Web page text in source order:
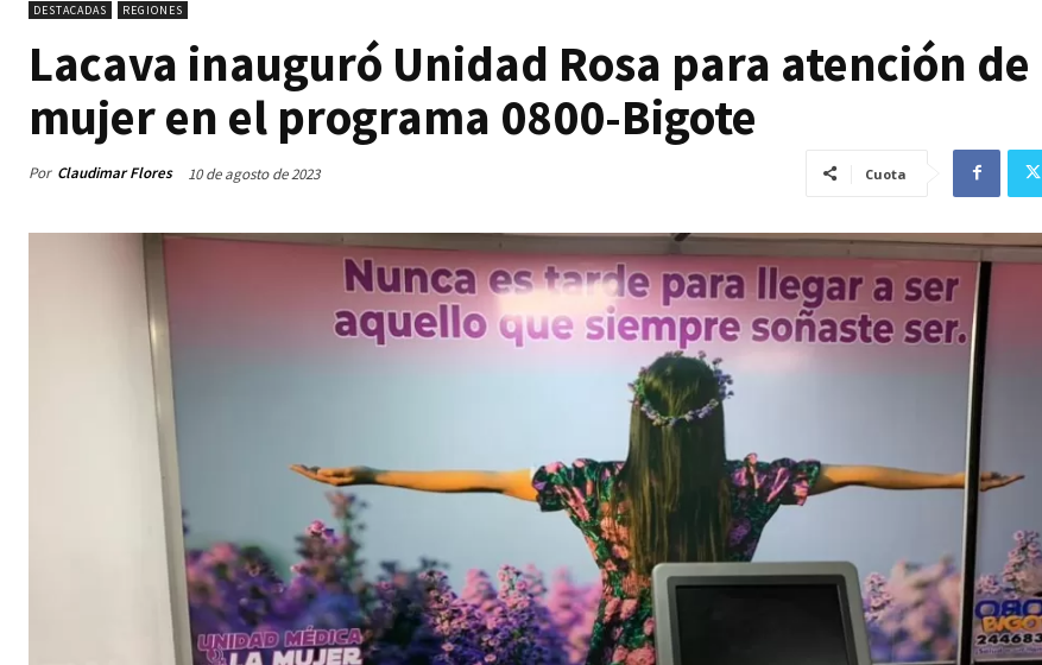
DESTACADAS REGIONES
Lacava inauguró Unidad Rosa para atención de
mujer en el programa 0800-Bigote
Por Claudimar Flores 10 de agosto de 2023 Cuota